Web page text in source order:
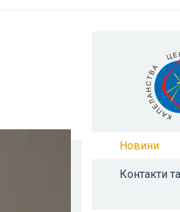
Новини
Контакти